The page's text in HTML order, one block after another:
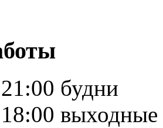
будни
выходные